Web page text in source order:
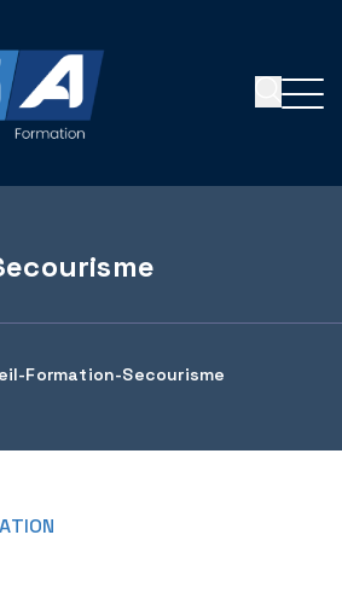
Formation Secourisme